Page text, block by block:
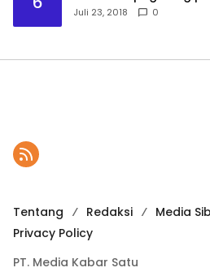
Juli 23, 2018 0
Tentang Redaksi Media
Privacy Policy
PT. Media Kabar Satu